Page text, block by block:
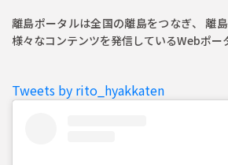
離島ポータルは全国の離島をつなぎ、 離
様々なコンテンツを発信しているWebポー
Tweets by rito_hyakkaten